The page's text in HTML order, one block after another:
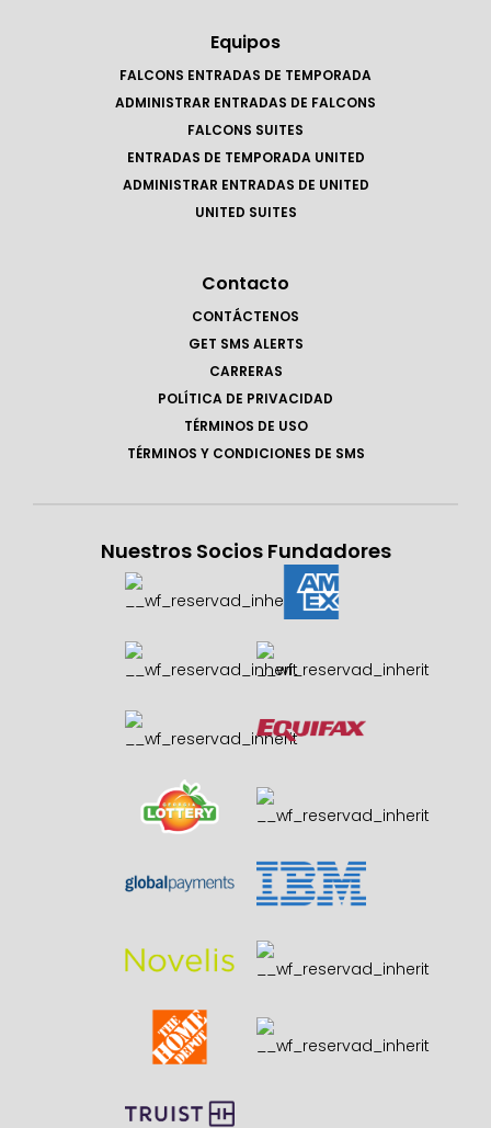
Equipos
FALCONS ENTRADAS DE TEMPORADA
ADMINISTRAR ENTRADAS DE FALCONS
FALCONS SUITES
ENTRADAS DE TEMPORADA UNITED
ADMINISTRAR ENTRADAS DE UNITED
UNITED SUITES
Contacto
CONTÁCTENOS
GET SMS ALERTS
CARRERAS
POLÍTICA DE PRIVACIDAD
TÉRMINOS DE USO
TÉRMINOS Y CONDICIONES DE SMS
Nuestros Socios Fundadores